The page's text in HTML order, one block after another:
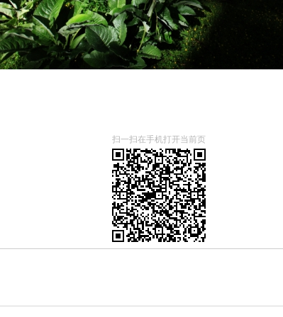
扫一扫在手机打开当前页